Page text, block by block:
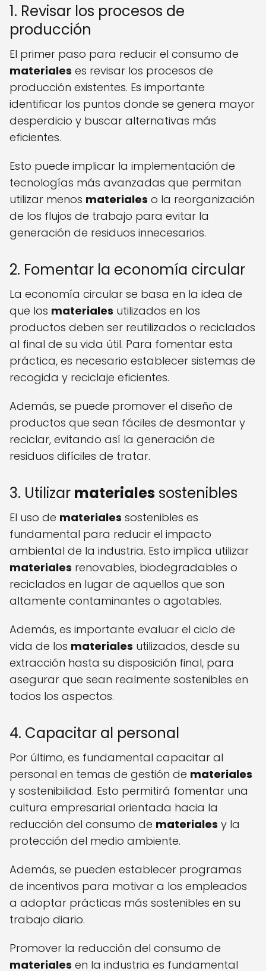
1. Revisar los procesos de
producción
El primer paso para reducir el consumo de
materiales es revisar los procesos de
producción existentes. Es importante
identificar los puntos donde se genera mayor
desperdicio y buscar alternativas más
eficientes.
Esto puede implicar la implementación de
tecnologías más avanzadas que permitan
utilizar menos materiales o la reorganización
de los flujos de trabajo para evitar la
generación de residuos innecesarios.
2. Fomentar la economía circular
La economía circular se basa en la idea de
que los materiales utilizados en los
productos deben ser reutilizados o reciclados
al final de su vida útil. Para fomentar esta
práctica, es necesario establecer sistemas de
recogida y reciclaje eficientes.
Además, se puede promover el diseño de
productos que sean fáciles de desmontar y
reciclar, evitando así la generación de
residuos difíciles de tratar.
3. Utilizar materiales sostenibles
El uso de materiales sostenibles es
fundamental para reducir el impacto
ambiental de la industria. Esto implica utilizar
materiales renovables, biodegradables o
reciclados en lugar de aquellos que son
altamente contaminantes o agotables.
Además, es importante evaluar el ciclo de
vida de los materiales utilizados, desde su
extracción hasta su disposición final, para
asegurar que sean realmente sostenibles en
todos los aspectos.
4. Capacitar al personal
Por último, es fundamental capacitar al
personal en temas de gestión de materiales
y sostenibilidad. Esto permitirá fomentar una
cultura empresarial orientada hacia la
reducción del consumo de materiales y la
protección del medio ambiente.
Además, se pueden establecer programas
de incentivos para motivar a los empleados
a adoptar prácticas más sostenibles en su
trabajo diario.
Promover la reducción del consumo de
materiales en la industria es fundamental